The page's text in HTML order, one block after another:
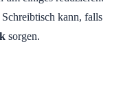
kann, falls
sorgen.